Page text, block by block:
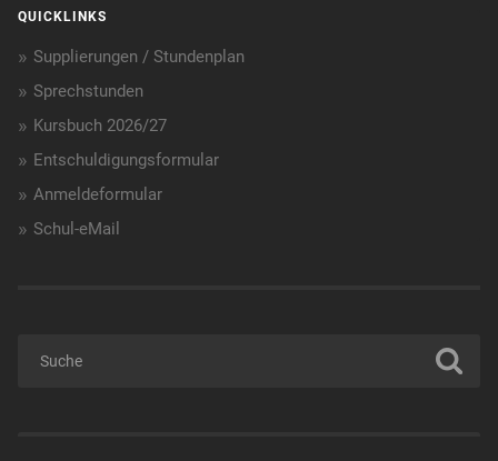
QUICKLINKS
Supplierungen / Stundenplan
Sprechstunden
Kursbuch 2026/27
Entschuldigungsformular
Anmeldeformular
Schul-eMail